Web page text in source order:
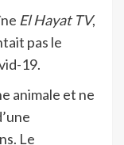
El Hayat TV,
pas le
19.
animale et ne
Le